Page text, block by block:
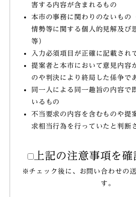
害する内容が含まれるもの
本市の事務に関わりのないもの
情勢等に関する個人的見解及び
等）
入力必須項目が正確に記載され
提案者と本市において意見内容
のや判決により終局した係争で
同一人による同一趣旨の内容で
いるもの
不当要求の内容を含むものや提
求相当行為を行っていたと判断
上記の注意事項を
※チェック後に、お問い合わせの
す。